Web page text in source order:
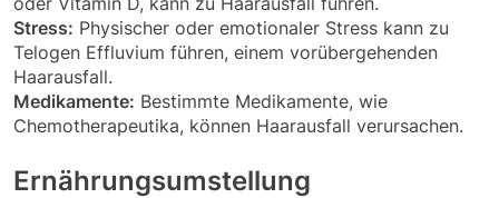
Stress: Physischer oder emotionaler Stress kann zu
Telogen Effluvium führen, einem vorübergehenden
Haarausfall.
Medikamente: Bestimmte Medikamente, wie
Chemotherapeutika, können Haarausfall verursachen.
Ernährungsumstellung